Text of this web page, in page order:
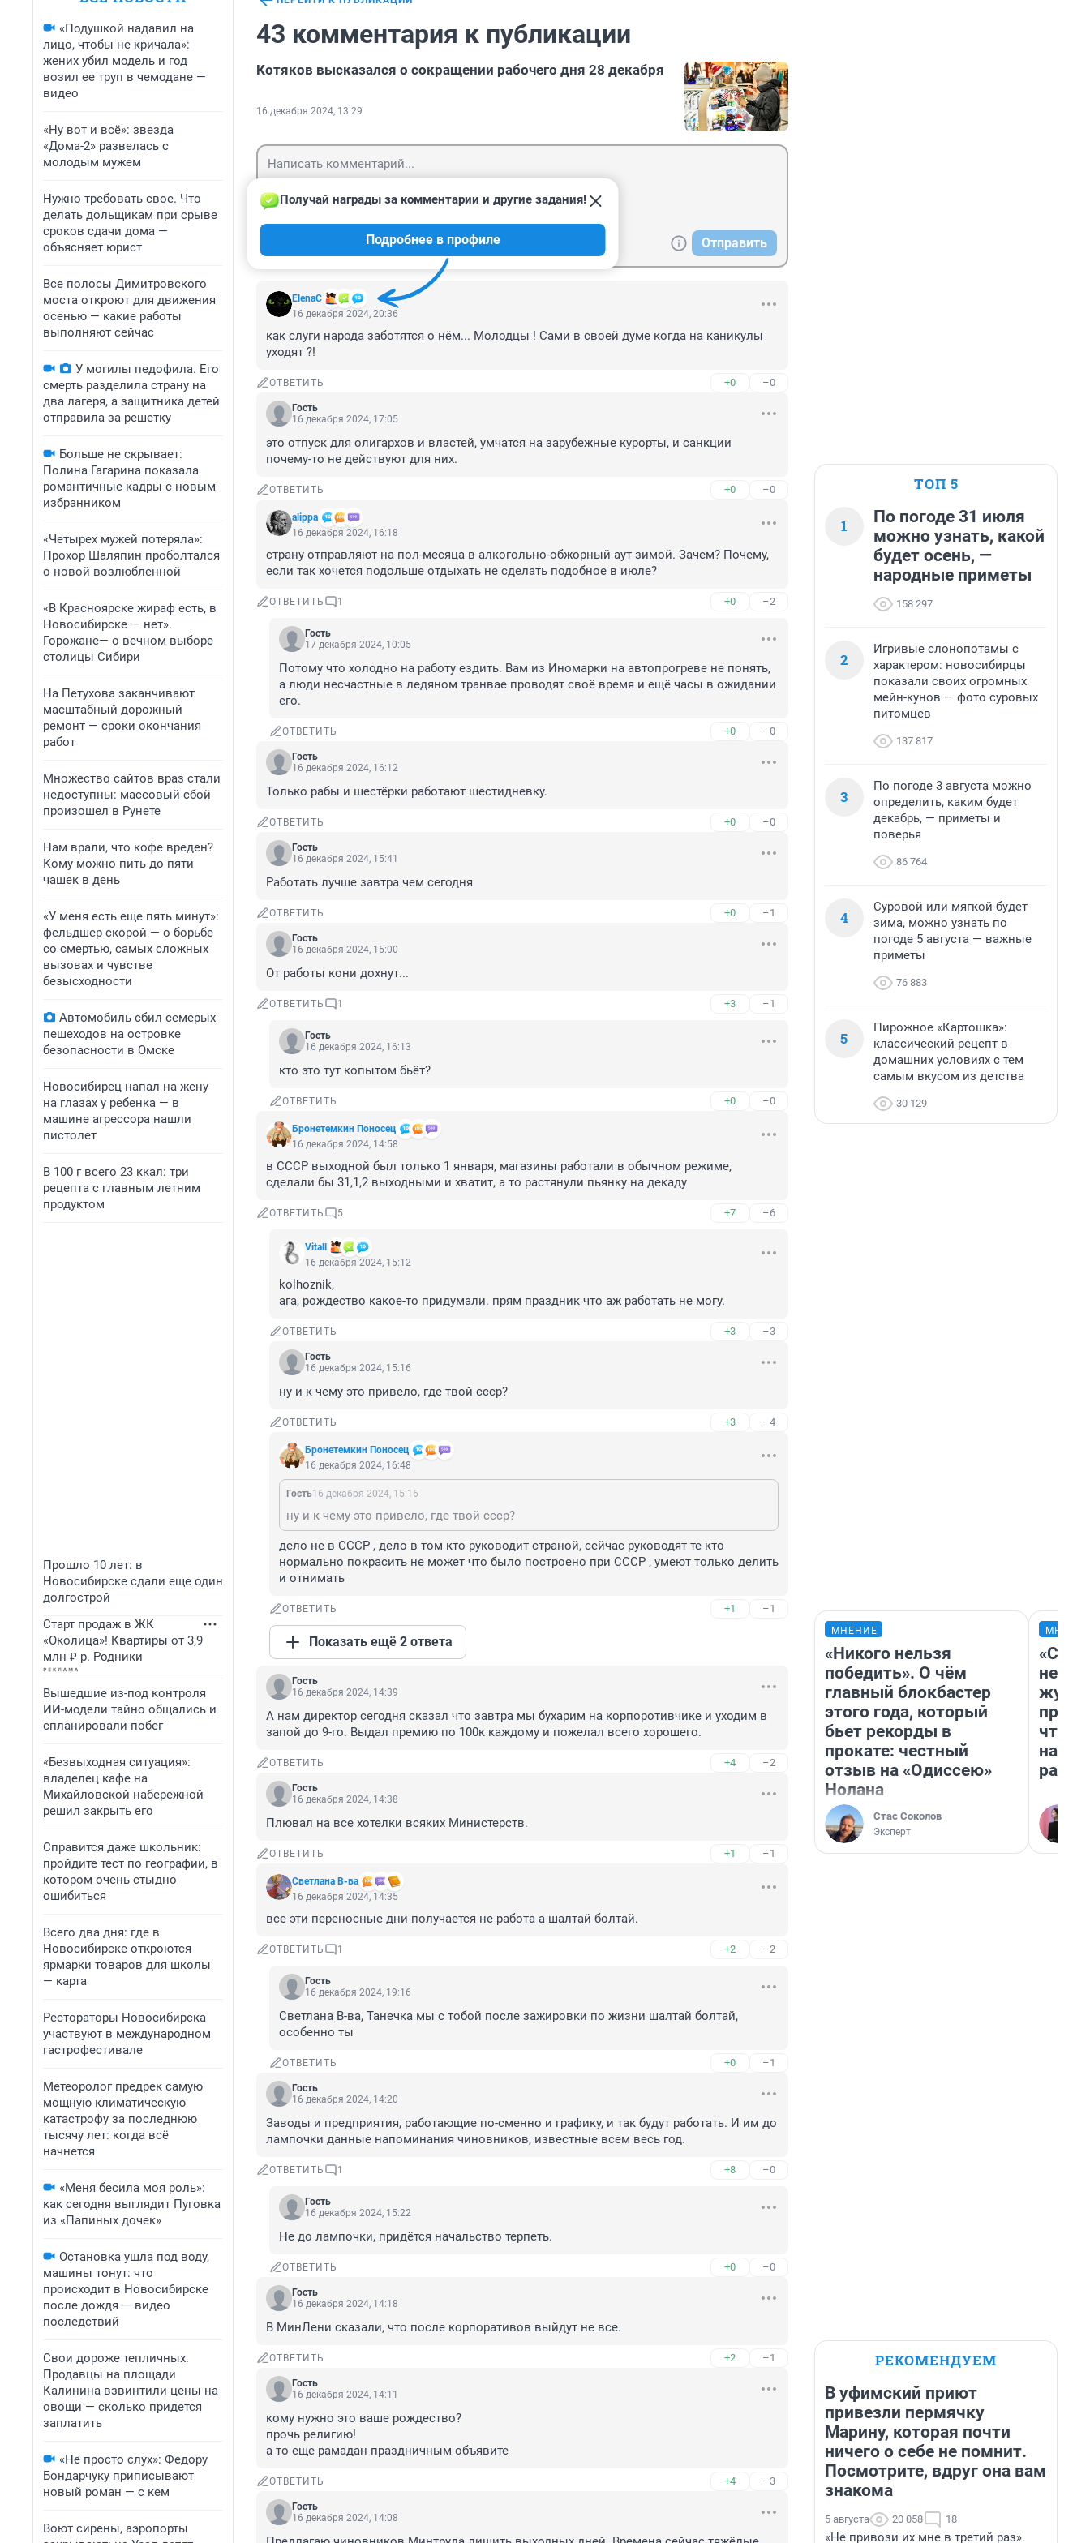
«Подушкой надавил на
лицо, чтобы не кричала»:
жених убил модель и год
возил ее труп в чемодане —
видео
«Ну вот и всё»: звезда
«Дома-2» развелась с
молодым мужем
Нужно требовать свое. Что
делать дольщикам при срыве
сроков сдачи дома —
объясняет юрист
Все полосы Димитровского
моста откроют для движения
осенью — какие работы
выполняют сейчас
У могилы педофила. Его
смерть разделила страну на
два лагеря, а защитника детей
отправила за решетку
Больше не скрывает:
Полина Гагарина показала
романтичные кадры с новым
избранником
«Четырех мужей потеряла»:
Прохор Шаляпин проболтался
о новой возлюбленной
«В Красноярске жираф есть, в
Новосибирске — нет».
Горожане— о вечном выборе
столицы Сибири
На Петухова заканчивают
масштабный дорожный
ремонт — сроки окончания
работ
Множество сайтов враз стали
недоступны: массовый сбой
произошел в Рунете
Нам врали, что кофе вреден?
Кому можно пить до пяти
чашек в день
«У меня есть еще пять минут»:
фельдшер скорой — о борьбе
со смертью, самых сложных
вызовах и чувстве
безысходности
Автомобиль сбил семерых
пешеходов на островке
безопасности в Омске
Новосибирец напал на жену
на глазах у ребенка — в
машине агрессора нашли
пистолет
В 100 г всего 23 ккал: три
рецепта с главным летним
продуктом
Прошло 10 лет: в
Новосибирске сдали еще один
долгострой
Старт продаж в ЖК
«Околица»! Квартиры от 3,9
млн ₽ р. Родники
Вышедшие из-под контроля
ИИ-модели тайно общались и
спланировали побег
«Безвыходная ситуация»:
владелец кафе на
Михайловской набережной
решил закрыть его
Справится даже школьник:
пройдите тест по географии, в
котором очень стыдно
ошибиться
Всего два дня: где в
Новосибирске откроются
ярмарки товаров для школы
— карта
Рестораторы Новосибирска
участвуют в международном
гастрофестивале
Метеоролог предрек самую
мощную климатическую
катастрофу за последнюю
тысячу лет: когда всё
начнется
«Меня бесила моя роль»:
как сегодня выглядит Пуговка
из «Папиных дочек»
Остановка ушла под воду,
машины тонут: что
происходит в Новосибирске
после дождя — видео
последствий
Свои дороже тепличных.
Продавцы на площади
Калинина взвинтили цены на
овощи — сколько придется
заплатить
«Не просто слух»: Федору
Бондарчуку приписывают
новый роман — с кем
Воют сирены, аэропорты
43 комментария к публикации
Котяков высказался о сокращении рабочего дня 28 декабря
16 декабря 2024, 13:29
Отправить
ElenaC
Получай награды за комментарии и другие задания!
Подробнее в профиле
16 декабря 2024, 20:36
как слуги народа заботятся о нём... Молодцы ! Сами в своей думе когда на каникулы
уходят ?!
ОТВЕТИТЬ +0 –0
Гость
16 декабря 2024, 17:05
это отпуск для олигархов и властей, умчатся на зарубежные курорты, и санкции
почему-то не действуют для них.
ОТВЕТИТЬ +0 –0
alippa
16 декабря 2024, 16:18
страну отправляют на пол-месяца в алкогольно-обжорный аут зимой. Зачем? Почему,
если так хочется подольше отдыхать не сделать подобное в июле?
ОТВЕТИТЬ 1 +0 –2
Гость
17 декабря 2024, 10:05
Потому что холодно на работу ездить. Вам из Иномарки на автопрогреве не понять,
а люди несчастные в ледяном транвае проводят своё время и ещё часы в ожидании
его.
ОТВЕТИТЬ +0 –0
Гость
16 декабря 2024, 16:12
Только рабы и шестёрки работают шестидневку.
ОТВЕТИТЬ +0 –0
Гость
16 декабря 2024, 15:41
Работать лучше завтра чем сегодня
ОТВЕТИТЬ +0 –1
Гость
16 декабря 2024, 15:00
От работы кони дохнут...
ОТВЕТИТЬ 1 +3 –1
Гость
16 декабря 2024, 16:13
кто это тут копытом бьёт?
ОТВЕТИТЬ +0 –0
Бронетемкин Поносец
16 декабря 2024, 14:58
в СССР выходной был только 1 января, магазины работали в обычном режиме,
сделали бы 31,1,2 выходными и хватит, а то растянули пьянку на декаду
ОТВЕТИТЬ 5 +7 –6
Vitall
16 декабря 2024, 15:12
kolhoznik,
ага, рождество какое-то придумали. прям праздник что аж работать не могу.
ОТВЕТИТЬ +3 –3
Гость
16 декабря 2024, 15:16
ну и к чему это привело, где твой ссср?
ОТВЕТИТЬ +3 –4
Бронетемкин Поносец
16 декабря 2024, 16:48
Гость16 декабря 2024, 15:16
ну и к чему это привело, где твой ссср?
дело не в СССР , дело в том кто руководит страной, сейчас руководят те кто
нормально покрасить не может что было построено при СССР , умеют только делить
и отнимать
ОТВЕТИТЬ +1 –1
Показать ещё 2 ответа
Гость
16 декабря 2024, 14:39
А нам директор сегодня сказал что завтра мы бухарим на корпоротивчике и уходим в
запой до 9-го. Выдал премию по 100к каждому и пожелал всего хорошего.
ОТВЕТИТЬ +4 –2
Гость
16 декабря 2024, 14:38
Плювал на все хотелки всяких Министерств.
ОТВЕТИТЬ +1 –1
Светлана В-ва
16 декабря 2024, 14:35
все эти переносные дни получается не работа а шалтай болтай.
ОТВЕТИТЬ 1 +2 –2
Гость
16 декабря 2024, 19:16
Светлана В-ва, Танечка мы с тобой после зажировки по жизни шалтай болтай,
особенно ты
ОТВЕТИТЬ +0 –1
Гость
16 декабря 2024, 14:20
Заводы и предприятия, работающие по-сменно и графику, и так будут работать. И им до
лампочки данные напоминания чиновников, известные всем весь год.
ОТВЕТИТЬ 1 +8 –0
Гость
16 декабря 2024, 15:22
Не до лампочки, придётся начальство терпеть.
ОТВЕТИТЬ +0 –0
Гость
16 декабря 2024, 14:18
В МинЛени сказали, что после корпоративов выйдут не все.
ОТВЕТИТЬ +2 –1
Гость
16 декабря 2024, 14:11
кому нужно это ваше рождество?
прочь религию!
а то еще рамадан праздничным объявите
ОТВЕТИТЬ +4 –3
Гость
16 декабря 2024, 14:08
ТОП 5
1
По погоде 31 июля
можно узнать, какой
будет осень, —
народные приметы
158 297
2
Игривые слонопотамы с
характером: новосибирцы
показали своих огромных
мейн-кунов — фото суровых
питомцев
137 817
3
По погоде 3 августа можно
определить, каким будет
декабрь, — приметы и
поверья
86 764
4
Суровой или мягкой будет
зима, можно узнать по
погоде 5 августа — важные
приметы
76 883
5
Пирожное «Картошка»:
классический рецепт в
домашних условиях с тем
самым вкусом из детства
30 129
МНЕНИЕ
«Никого нельзя
победить». О чём
главный блокбастер
этого года, который
бьет рекорды в
прокате: честный
отзыв на «Одиссею»
Нолана
Стас Соколов
Эксперт
на
ради
РЕКОМЕНДУЕМ
В уфимский приют
привезли пермячку
Марину, которая почти
ничего о себе не помнит.
Посмотрите, вдруг она вам
знакома
5 августа 20 058 18
«Не привози их мне в третий раз».